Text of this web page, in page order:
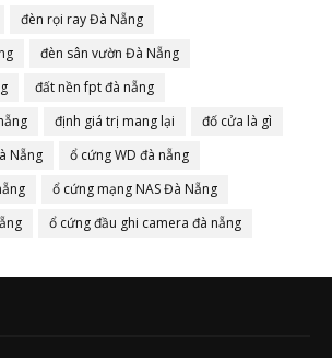
đèn rọi ray Đà Nẵng
đèn sân vườn Đà Nẵng
đất nền fpt đà nẵng
định giá trị mang lại
đố cửa là gì
Nẵng
ổ cứng WD đà nẵng
ổ cứng mạng NAS Đà Nẵng
ổ cứng đầu ghi camera đà nẵng